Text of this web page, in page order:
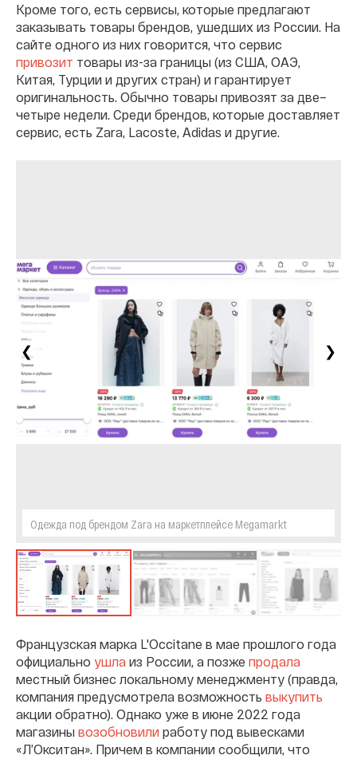
Кроме того, есть сервисы, которые предлагают
заказывать товары брендов, ушедших из России. На
сайте одного из них говорится, что сервис
привозит товары из-за границы (из США, ОАЭ,
Китая, Турции и других стран) и гарантирует
оригинальность. Обычно товары привозят за две–
четыре недели. Среди брендов, которые доставляет
сервис, есть Zara, Lacoste, Adidas и другие.
❮
Одежда под брендом Zara на маркетплейсе Megamarkt
❯
Французская марка L'Occitane в мае прошлого года
официально ушла из России, а позже продала
местный бизнес локальному менеджменту (правда,
компания предусмотрела возможность выкупить
акции обратно). Однако уже в июне 2022 года
магазины возобновили работу под вывесками
«Л’Окситан». Причем в компании сообщили, что